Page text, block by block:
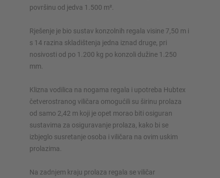
površinu od jedva 1.500 m².
Rješenje je bio sustav konzolnih regala visine 7,50 m i
s 14 razina skladištenja jedna iznad druge, pri
nosivosti od po 1.200 kg po konzoli dužine 1.250
mm.
Klizna vodilica na nogama regala i upotreba Hubtex
četverostranog viličara omogućili su širinu prolaza
od samo 2,42 m koji je opet morao biti osiguran
sustavima za osiguravanje prolaza, kako bi se
izbjeglo susretanje osoba i viličara na ovim uskim
prolazima.
Na zadnjem kraju prolaza regala se viličar